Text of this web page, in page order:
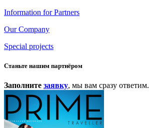
Information for Partners
Our Company
Special projects
Станьте нашим партнёром
Заполните заявку, мы вам сразу ответим.